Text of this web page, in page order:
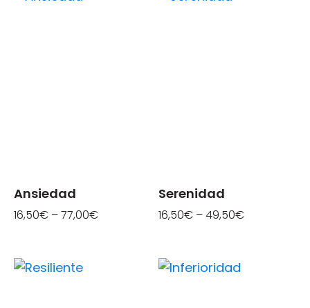
Ansiedad
16,50€ –77,00€
Serenidad
16,50€ –49,50€